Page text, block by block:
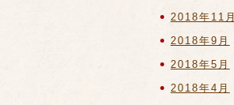
2018年11月
2018年9月
2018年5月
2018年4月